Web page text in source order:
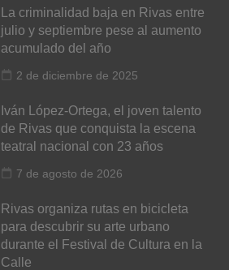
La criminalidad baja en Rivas entre
julio y septiembre pese al aumento
acumulado del año
2 de diciembre de 2025
Iván López-Ortega, el joven talento
de Rivas que conquista la escena
teatral nacional con 23 años
7 de agosto de 2026
Rivas organiza rutas en bicicleta
para descubrir su arte urbano
durante el Festival de Cultura en la
Calle